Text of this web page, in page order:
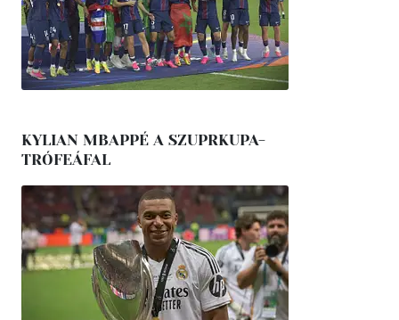
KYLIAN MBAPPÉ A SZUPRKUPA-
TRÓFEÁFAL